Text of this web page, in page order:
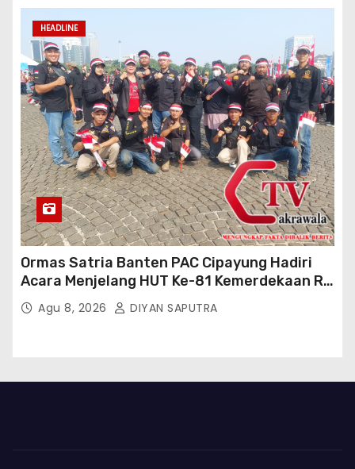
HEADLINE
Ormas Satria Banten PAC Cipayung Hadiri
Acara Menjelang HUT Ke-81 Kemerdekaan RI
Di Silang Monas
Agu 8, 2026 DIYAN SAPUTRA